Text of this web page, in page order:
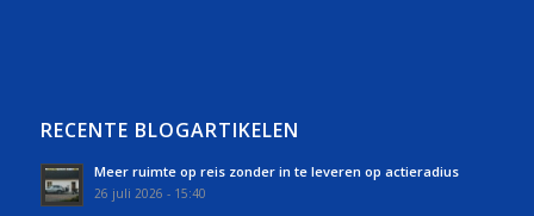
RECENTE BLOGARTIKELEN
Meer ruimte op reis zonder in te leveren op actieradius
26 juli 2026 - 15:40